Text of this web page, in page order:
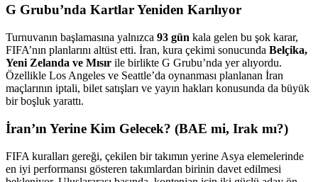
G Grubu’nda Kartlar Yeniden Karılıyor
Turnuvanın başlamasına yalnızca 93 gün kala gelen bu şok karar,
FIFA’nın planlarını altüst etti. İran, kura çekimi sonucunda Belçika,
Yeni Zelanda ve Mısır ile birlikte G Grubu’nda yer alıyordu.
Özellikle Los Angeles ve Seattle’da oynanması planlanan İran
maçlarının iptali, bilet satışları ve yayın hakları konusunda da büyük
bir boşluk yarattı.
İran’ın Yerine Kim Gelecek? (BAE mi, Irak mı?)
FIFA kuralları gereği, çekilen bir takımın yerine Asya elemelerinde
en iyi performansı gösteren takımlardan birinin davet edilmesi